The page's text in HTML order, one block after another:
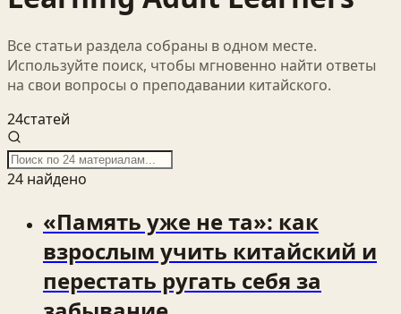
Все статьи раздела собраны в одном месте.
Используйте поиск, чтобы мгновенно найти ответы
на свои вопросы о преподавании китайского.
24статей
24 найдено
«Память уже не та»: как
взрослым учить китайский и
перестать ругать себя за